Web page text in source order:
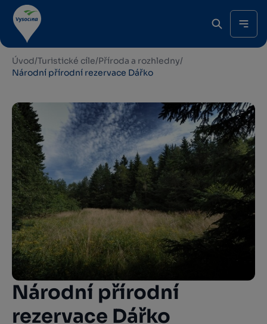
Úvod/Turistické cíle/Příroda a rozhledny/
Národní přírodní rezervace Dářko
Národní přírodní
rezervace Dářko